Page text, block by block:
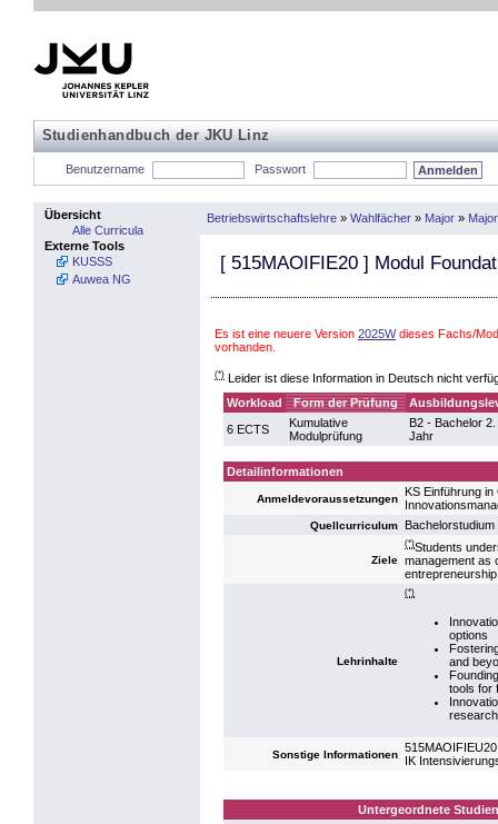
Studienhandbuch der JKU Linz
Benutzername Passwort
Übersicht
Alle Curricula
Externe Tools
KUSSS
Auwea NG
Betriebswirtschaftslehre » Wahlfächer » Major »
[ 515MAOIFIE20 ] Modul
Es ist eine neuere Version 2025Wdieses Fachs/
vorhanden.
(*) Leider ist diese Information in Deutsch nicht
Workload
Form der Prüfung
6 ECTS
Kumulative
Modulprüfung
B2 - Bachelor 2.
Jahr
Detailinformationen
Anmeldevoraussetzungen
KS Einführung
Quellcurriculum
Ziele
(*)Students
management as
Lehrinhalte
(*)
options
and
tools for
research
Sonstige Informationen
IK
Untergeordnete